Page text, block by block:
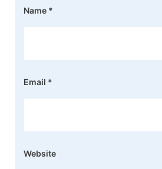
Name *
Email *
Website